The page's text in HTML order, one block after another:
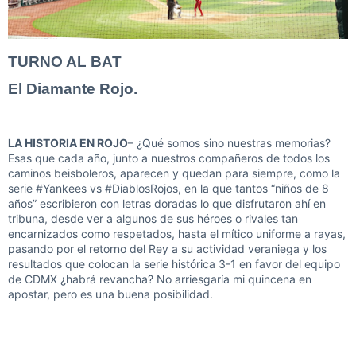
TURNO AL BAT
El Diamante Rojo.
LA HISTORIA EN ROJO– ¿Qué somos sino nuestras memorias?
Esas que cada año, junto a nuestros compañeros de todos los
caminos beisboleros, aparecen y quedan para siempre, como la
serie #Yankees vs #DiablosRojos, en la que tantos “niños de 8
años” escribieron con letras doradas lo que disfrutaron ahí en
tribuna, desde ver a algunos de sus héroes o rivales tan
encarnizados como respetados, hasta el mítico uniforme a rayas,
pasando por el retorno del Rey a su actividad veraniega y los
resultados que colocan la serie histórica 3-1 en favor del equipo
de CDMX ¿habrá revancha? No arriesgaría mi quincena en
apostar, pero es una buena posibilidad.